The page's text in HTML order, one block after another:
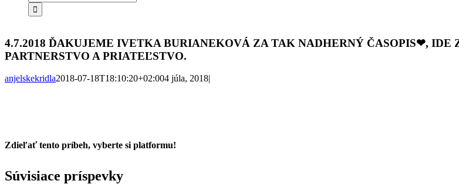
4.7.2018 ĎAKUJEME IVETKA BURIANEKOVÁ ZA TAK NADHERNÝ ČASOPIS❤,
PARTNERSTVO A PRIATEĽSTVO.
anjelskekridla2018-07-18T18:10:20+02:004 júla, 2018|
Zdieľať tento príbeh, vyberte si platformu!
Súvisiace príspevky